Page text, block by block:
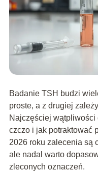
Badanie TSH budzi
proste, a z drugiej
Najczęściej wątpliwości
czczo i jak potraktować
2026 roku zalecenia są
ale nadal warto
zleconych oznaczeń.